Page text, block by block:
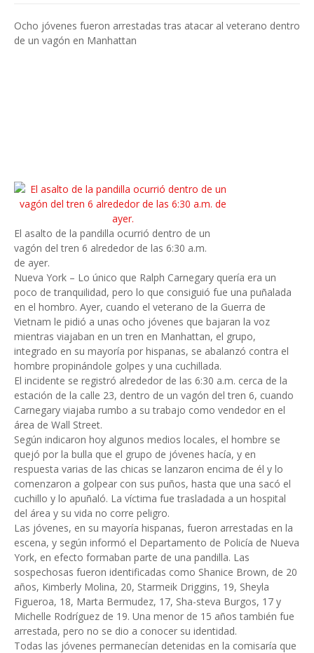
Ocho jóvenes fueron arrestadas tras atacar al veterano dentro
de un vagón en Manhattan
El asalto de la pandilla ocurrió dentro de un
vagón del tren 6 alrededor de las 6:30 a.m.
de ayer.
Nueva York – Lo único que Ralph Carnegary quería era un
poco de tranquilidad, pero lo que consiguió fue una puñalada
en el hombro. Ayer, cuando el veterano de la Guerra de
Vietnam le pidió a unas ocho jóvenes que bajaran la voz
mientras viajaban en un tren en Manhattan, el grupo,
integrado en su mayoría por hispanas, se abalanzó contra el
hombre propinándole golpes y una cuchillada.
El incidente se registró alrededor de las 6:30 a.m. cerca de la
estación de la calle 23, dentro de un vagón del tren 6, cuando
Carnegary viajaba rumbo a su trabajo como vendedor en el
área de Wall Street.
Según indicaron hoy algunos medios locales, el hombre se
quejó por la bulla que el grupo de jóvenes hacía, y en
respuesta varias de las chicas se lanzaron encima de él y lo
comenzaron a golpear con sus puños, hasta que una sacó el
cuchillo y lo apuñaló. La víctima fue trasladada a un hospital
del área y su vida no corre peligro.
Las jóvenes, en su mayoría hispanas, fueron arrestadas en la
escena, y según informó el Departamento de Policía de Nueva
York, en efecto formaban parte de una pandilla. Las
sospechosas fueron identificadas como Shanice Brown, de 20
años, Kimberly Molina, 20, Starmeik Driggins, 19, Sheyla
Figueroa, 18, Marta Bermudez, 17, Sha-steva Burgos, 17 y
Michelle Rodríguez de 19. Una menor de 15 años también fue
arrestada, pero no se dio a conocer su identidad.
Todas las jóvenes permanecían detenidas en la comisaría que